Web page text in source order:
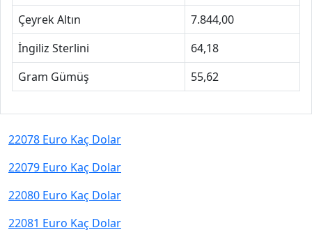
Çeyrek Altın
7.844,00
İngiliz Sterlini
64,18
Gram Gümüş
55,62
22078 Euro Kaç Dolar
22079 Euro Kaç Dolar
22080 Euro Kaç Dolar
22081 Euro Kaç Dolar